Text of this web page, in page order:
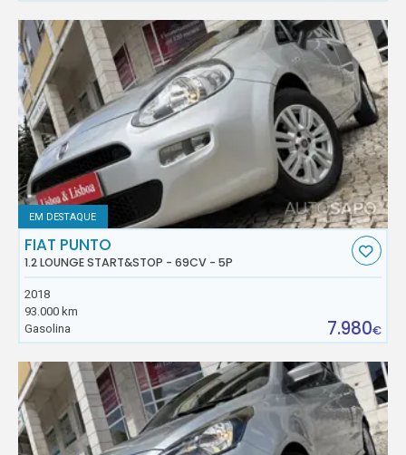
EM DESTAQUE
FIAT PUNTO
1.2 LOUNGE START&STOP - 69CV - 5P
2018
93.000 km
Gasolina
7.980€